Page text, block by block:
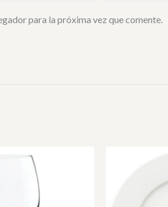
para la próxima vez que comente.